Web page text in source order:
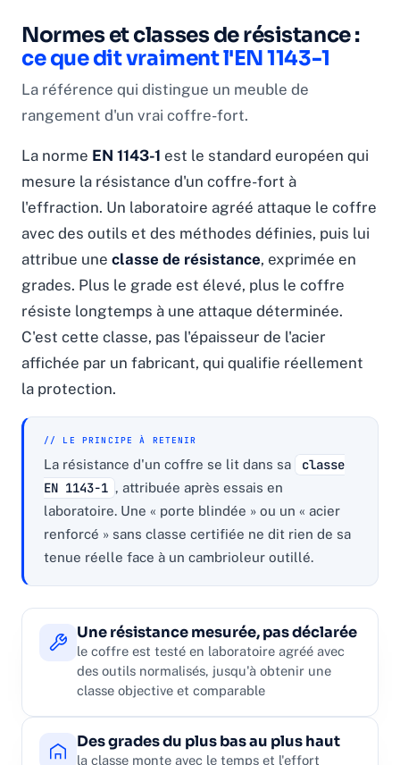
Normes et classes de résistance :
ce que dit vraiment l'EN 1143-1
La référence qui distingue un meuble de
rangement d'un vrai coffre-fort.
La norme EN 1143-1 est le standard européen qui
mesure la résistance d'un coffre-fort à
l'effraction. Un laboratoire agréé attaque le coffre
avec des outils et des méthodes définies, puis lui
attribue une classe de résistance, exprimée en
grades. Plus le grade est élevé, plus le coffre
résiste longtemps à une attaque déterminée.
C'est cette classe, pas l'épaisseur de l'acier
affichée par un fabricant, qui qualifie réellement
la protection.
// LE PRINCIPE À RETENIR
La résistance d'un coffre se lit dans sa
classe
EN 1143-1 , attribuée après essais en
laboratoire. Une « porte blindée » ou un « acier
renforcé » sans classe certifiée ne dit rien de sa
tenue réelle face à un cambrioleur outillé.
Une résistance mesurée, pas déclarée
le coffre est testé en laboratoire agréé avec
des outils normalisés, jusqu'à obtenir une
classe objective et comparable
Des grades du plus bas au plus haut
la classe monte avec le temps et l'effort